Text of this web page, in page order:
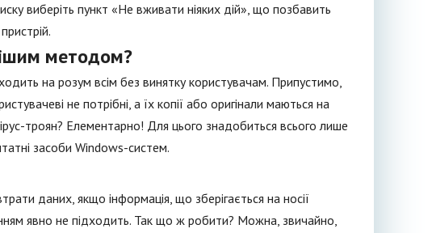
виберіть пункт «Не вживати ніяких дій», що позбавить
методом?
на розум всім без винятку користувачам. Припустимо,
не потрібні, а їх копії або оригінали маються на
троян? Елементарно! Для цього знадобиться всього лише
засоби Windows-систем.
даних, якщо інформація, що зберігається на носії
явно не підходить. Так що ж робити? Можна, звичайно,